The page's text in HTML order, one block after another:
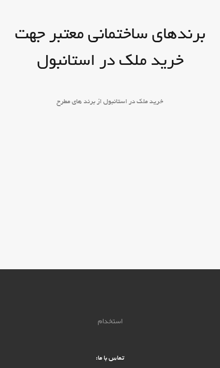
برندهای ساختمانی معتبر جهت
خرید ملک در استانبول
خرید ملک در استانبول از برند های مطرح
استخدام
تماس با ما: